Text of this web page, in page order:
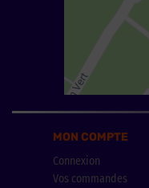
MON COMPTE
Connexion
Vos commandes